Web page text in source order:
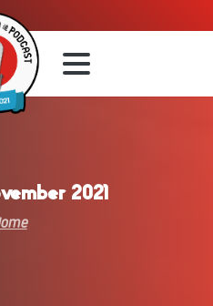
2021